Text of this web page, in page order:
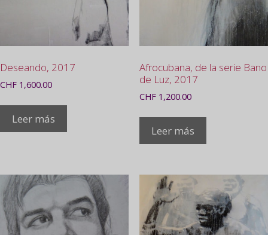
Deseando, 2017
CHF 1,600.00
Leer más
Afrocubana, de la serie Bano
de Luz, 2017
CHF1,200.00
Leer más